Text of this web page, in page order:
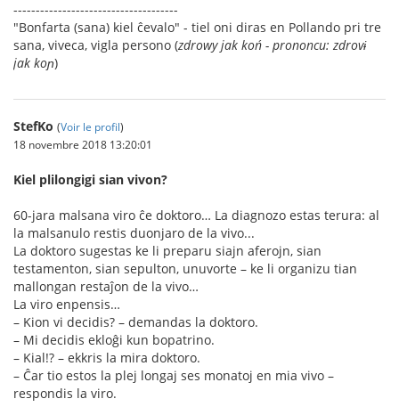
-------------------------------------
"Bonfarta (sana) kiel ĉevalo" - tiel oni diras en Pollando pri tre
sana, viveca, vigla persono (zdrowy jak koń - prononcu: zdrovɨ
jak koɲ)
StefKo (Voir le profil)
18 novembre 2018 13:20:01
Kiel plilongigi sian vivon?
60-jara malsana viro ĉe doktoro… La diagnozo estas terura: al
la malsanulo restis duonjaro de la vivo...
La doktoro sugestas ke li preparu siajn aferojn, sian
testamenton, sian sepulton, unuvorte – ke li organizu tian
mallongan restaĵon de la vivo…
La viro enpensis…
– Kion vi decidis? – demandas la doktoro.
– Mi decidis ekloĝi kun bopatrino.
– Kial!? – ekkris la mira doktoro.
– Ĉar tio estos la plej longaj ses monatoj en mia vivo –
respondis la viro.